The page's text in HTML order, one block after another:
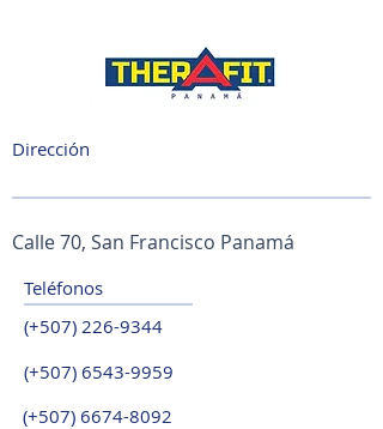
Dirección
Calle 70, San Francisco Panamá
Teléfonos
(+507) 226-9344
(+507) 6543-9959
(+507) 6674-8092